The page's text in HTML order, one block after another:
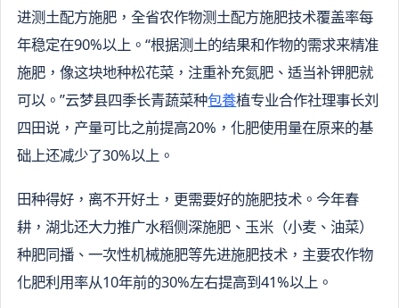
进测土配方施肥，全省农作物测土配方施肥技术覆盖率每
年稳定在90%以上。“根据测土的结果和作物的需求来精准
施肥，像这块地种松花菜，注重补充氮肥、适当补钾肥就
可以。”云梦县四季长青蔬菜种包養植专业合作社理事长刘
四田说，产量可比之前提高20%，化肥使用量在原来的基
础上还减少了30%以上。
田种得好，离不开好土，更需要好的施肥技术。今年春
耕，湖北还大力推广水稻侧深施肥、玉米（小麦、油菜）
种肥同播、一次性机械施肥等先进施肥技术，主要农作物
化肥利用率从10年前的30%左右提高到41%以上。